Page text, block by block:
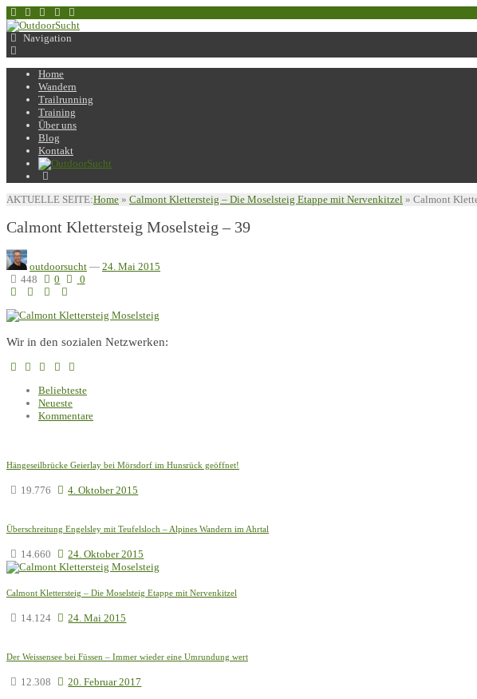
Navigation
Home
Wandern
Trailrunning
Training
Über uns
Blog
Kontakt
AKTUELLE SEITE:Home » Calmont Klettersteig – Die Moselsteig Etappe mit Nervenkitzel » Calmont
Calmont Klettersteig Moselsteig – 39
outdoorsucht — 24. Mai 2015
448
0 0
Wir in den sozialen Netzwerken:
Beliebteste
Neueste
Kommentare
Hängeseilbrücke Geierlay bei Mörsdorf im Hunsrück geöffnet!
19.776 4. Oktober 2015
Überschreitung Engelsley mit Teufelsloch – Alpines Wandern im Ahrtal
14.660 24. Oktober 2015
Calmont Klettersteig – Die Moselsteig Etappe mit Nervenkitzel
14.124 24. Mai 2015
Der Weissensee bei Füssen – Immer wieder eine Umrundung wert
12.308 20. Februar 2017